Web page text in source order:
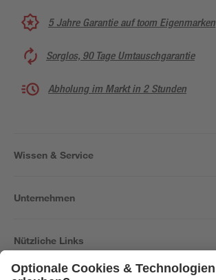
5 Jahre Garantie auf toom Eigenmarken
Sorglos, 90 Tage Umtauschgarantie
Abholung im Markt in 2 Stunden
Wissen & Service
Unternehmen
Nützliche Links